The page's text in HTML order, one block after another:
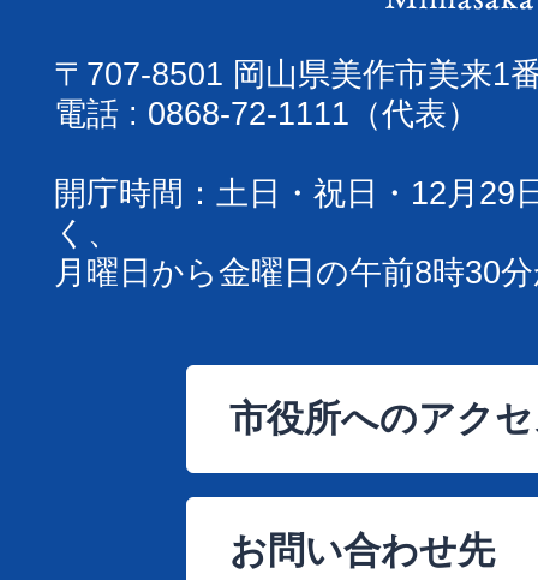
〒707-8501 岡山県美作市美来1
電話 : 0868-72-1111（代表）
開庁時間：土日・祝日・12月29
く、
月曜日から金曜日の午前8時30
市役所へのアク
お問い合わせ先